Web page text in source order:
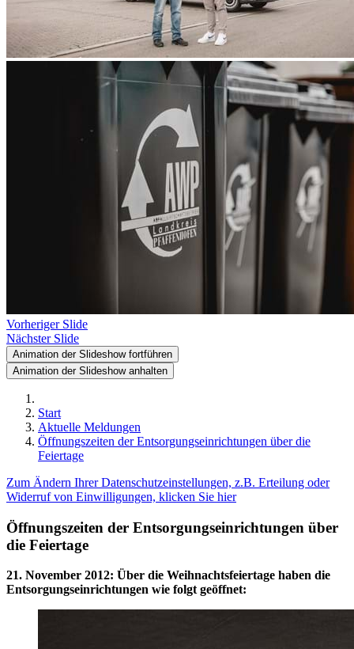
Vorheriger Slide
Nächster Slide
Animation der Slideshow fortführen
Animation der Slideshow anhalten
Start
Aktuelle Meldungen
Öffnungszeiten der Entsorgungseinrichtungen über die
Feiertage
Zum Ändern Ihrer Datenschutzeinstellungen, z.B. Erteilung oder
Widerruf von Einwilligungen, klicken Sie hier
Öffnungszeiten der Entsorgungseinrichtungen über
die Feiertage
21. November 2012: Über die Weihnachtsfeiertage haben die
Entsorgungseinrichtungen wie folgt geöffnet: